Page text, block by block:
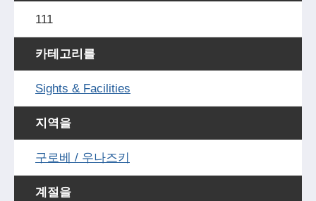
111
카테고리를
Sights & Facilities
지역을
구로베 / 우나즈키
계절을